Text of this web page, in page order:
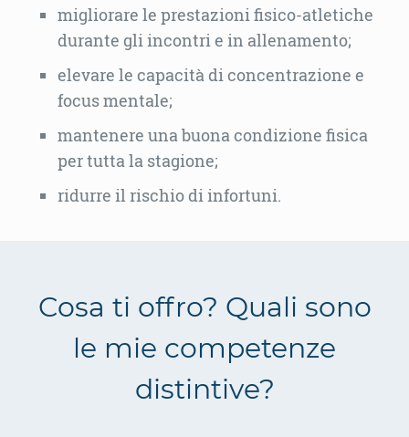
migliorare le prestazioni fisico-atletiche
durante gli incontri e in allenamento;
elevare le capacità di concentrazione e
focus mentale;
mantenere una buona condizione fisica
per tutta la stagione;
ridurre il rischio di infortuni.
Cosa ti offro? Quali sono
le mie competenze
distintive?